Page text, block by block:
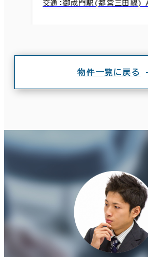
交通：御成門駅(都営三田線
物件一覧に戻る